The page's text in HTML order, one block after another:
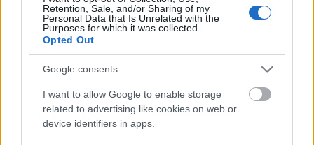
Retention, Sale, and/or Sharing of my
Personal Data that Is Unrelated with the
Purposes for which it was collected.
Opted Out
Google consents
I want to allow Google to enable storage
related to advertising like cookies on web or
device identifiers in apps.
Bemutatkozott az első felújított
Railjet!
Balogh Zsolt•2025. november 20.
A Railjet nagysebességű ingavonat és az ezekkel
kiszolgált ÖBB vonatnem a 2008/2009-